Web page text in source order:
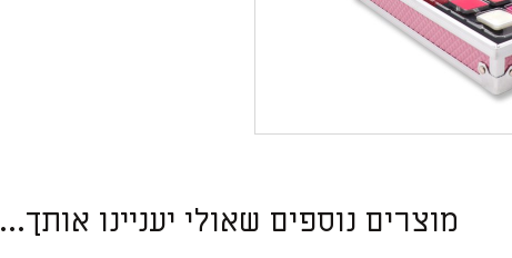
מוצרים נוספים שאולי יעניינו אותך...